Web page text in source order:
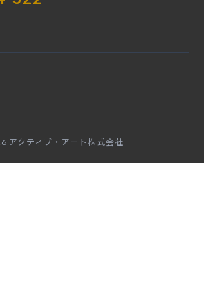
アクティブ・アート株式会社